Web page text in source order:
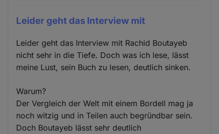
Leider geht das Interview mit
Leider geht das Interview mit Rachid Boutayeb
nicht sehr in die Tiefe. Doch was ich lese, lässt
meine Lust, sein Buch zu lesen, deutlich sinken.
Warum?
Der Vergleich der Welt mit einem Bordell mag ja
noch witzig und in Teilen auch begründbar sein.
Doch Boutayeb lässt sehr deutlich